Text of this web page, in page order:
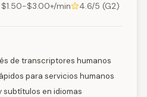
$3.00+/min 4.6/5 (G2)
de transcriptores humanos
para servicios humanos
en idiomas